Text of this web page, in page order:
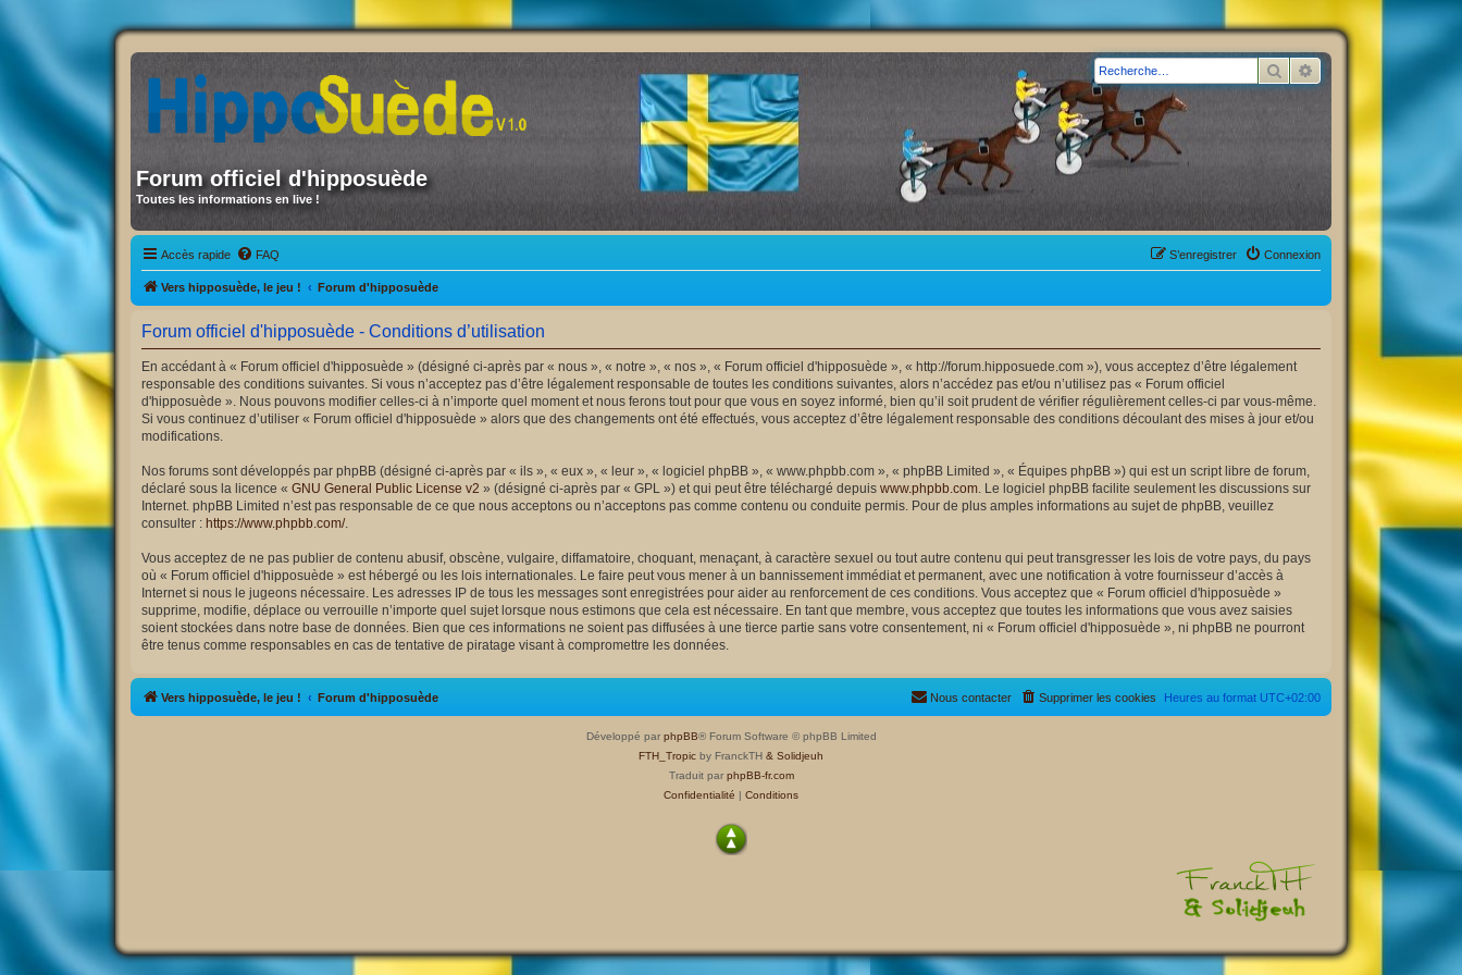
Forum officiel d'hipposuède
Toutes les informations en live !
Rechercher
Accès rapide FAQ Connexion
S’enregistrer
Vers hipposuède, le jeu ! Forum d'hipposuède
Forum officiel d'hipposuède - Conditions d’utilisation
En accédant à « Forum officiel d'hipposuède » (désigné ci-après par « nous », « notre », « nos », « Forum officiel d'hipposuède », « http://forum.hipposuede.com »), vous acceptez d’être légalement
responsable des conditions suivantes. Si vous n’acceptez pas d’être légalement responsable de toutes les conditions suivantes, alors n’accédez pas et/ou n’utilisez pas « Forum officiel
d'hipposuède ». Nous pouvons modifier celles-ci à n’importe quel moment et nous ferons tout pour que vous en soyez informé, bien qu’il soit prudent de vérifier régulièrement celles-ci par vous-même.
Si vous continuez d’utiliser « Forum officiel d'hipposuède » alors que des changements ont été effectués, vous acceptez d’être légalement responsable des conditions découlant des mises à jour et/ou
modifications.
Nos forums sont développés par phpBB (désigné ci-après par « ils », « eux », « leur », « logiciel phpBB », « www.phpbb.com », « phpBB Limited », « Équipes phpBB ») qui est un script libre de forum,
déclaré sous la licence « GNU General Public License v2 » (désigné ci-après par « GPL ») et qui peut être téléchargé depuis www.phpbb.com . Le logiciel phpBB facilite seulement les discussions sur
Internet. phpBB Limited n’est pas responsable de ce que nous acceptons ou n’acceptons pas comme contenu ou conduite permis. Pour de plus amples informations au sujet de phpBB, veuillez
consulter : https://www.phpbb.com/.
Vous acceptez de ne pas publier de contenu abusif, obscène, vulgaire, diffamatoire, choquant, menaçant, à caractère sexuel ou tout autre contenu qui peut transgresser les lois de votre pays, du pays
où « Forum officiel d'hipposuède » est hébergé ou les lois internationales. Le faire peut vous mener à un bannissement immédiat et permanent, avec une notification à votre fournisseur d’accès à
Internet si nous le jugeons nécessaire. Les adresses IP de tous les messages sont enregistrées pour aider au renforcement de ces conditions. Vous acceptez que « Forum officiel d'hipposuède »
supprime, modifie, déplace ou verrouille n’importe quel sujet lorsque nous estimons que cela est nécessaire. En tant que membre, vous acceptez que toutes les informations que vous avez saisies
soient stockées dans notre base de données. Bien que ces informations ne soient pas diffusées à une tierce partie sans votre consentement, ni « Forum officiel d'hipposuède », ni phpBB ne pourront
être tenus comme responsables en cas de tentative de piratage visant à compromettre les données.
Vers hipposuède, le jeu ! Forum d'hipposuède Heures au format UTC+02:00
Supprimer les cookies
Nous contacter
Développé par phpBB® Forum Software © phpBB Limited
FTH_Tropic by FranckTH & Solidjeuh
Traduit par phpBB-fr.com
Confidentialité | Conditions